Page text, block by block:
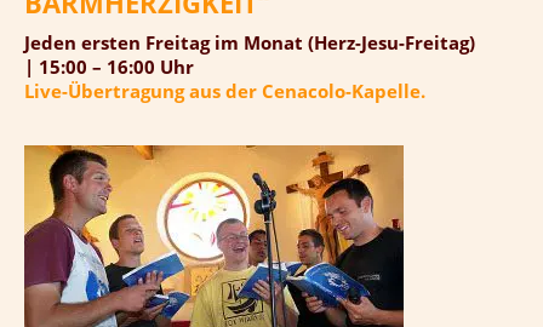
Jeden ersten Freitag im Monat (Herz-Jesu-Freitag)
| 15:00 – 16:00 Uhr
Live-Übertragung aus der Cenacolo-Kapelle.